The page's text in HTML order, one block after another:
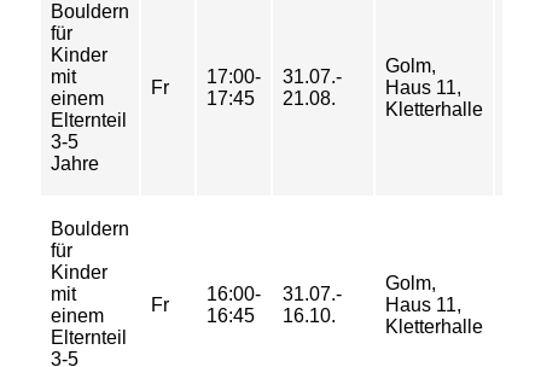
Bouldern
für
Kinder
mit
einem
Elternteil
3-5
Jahre
Fr
17:00-
17:45
31.07.-
21.08.
Golm,
Haus 11,
Kletterhalle
Bouldern
für
Kinder
mit
einem
Elternteil
3-5
Fr
16:00-
16:45
31.07.-
16.10.
Golm,
Haus 11,
Kletterhalle